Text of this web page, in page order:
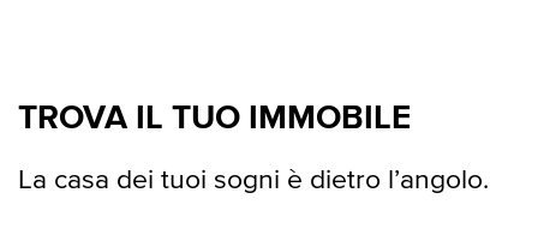
TROVA IL TUO IMMOBILE
La casa dei tuoi sogni è dietro l’angolo.